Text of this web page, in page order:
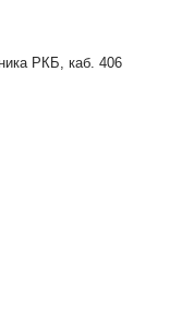
РКБ, каб. 406